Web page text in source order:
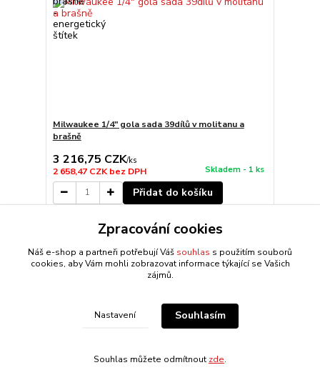
Milwaukee 1/4" gola sada 39dílů v molitanu a
brašně
3 216,75 CZK/ks
2 658,47 CZKbez DPH Skladem - 1 ks
Přidat do košíku
Zpracování cookies
Náš e-shop a partneři potřebují Váš souhlas s použitím souborů
cookies, aby Vám mohli zobrazovat informace týkající se Vašich
zájmů.
Nastavení Souhlasím
Souhlas můžete odmítnout zde.